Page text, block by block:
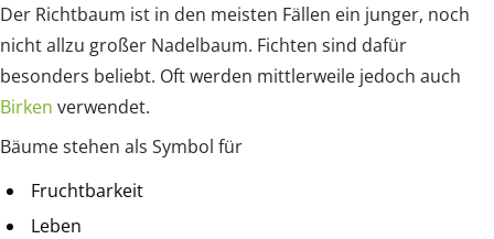
Der Richtbaum ist in den meisten Fällen ein junger, noch
nicht allzu großer Nadelbaum. Fichten sind dafür
besonders beliebt. Oft werden mittlerweile jedoch auch
Birken verwendet.
Bäume stehen als Symbol für
Fruchtbarkeit
Leben